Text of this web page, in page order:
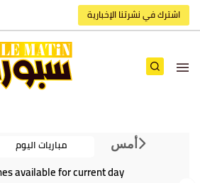
اشترك في نشرتنا الإخبارية
أمس مباريات اليوم
available for current day